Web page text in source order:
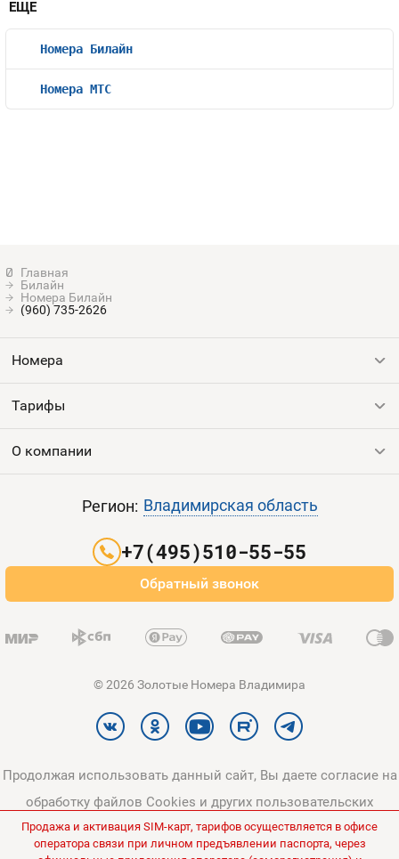
Билайн
Номера Билайн
(960) 735-2626
ЕЩЕ
Номера Билайн
Номера МТС
Номера
Все номера
Тарифы
Выгодные тарифы
О компании
Оплата и доставка
Регион: Владимирская область
+7(495)510-55-55
Обратный звонок
© 2026 Золотые Номера Владимира
Продолжая использовать данный сайт, Вы даете согласие на
обработку файлов Cookies и других пользовательских
данных, в соответствии сПолитикой конфиденциальности
Политикой в отношении обработки персональных данных
Продажа и активация SIM-карт, тарифов осуществляется в офисе
оператора связи при личном предъявлении паспорта, через